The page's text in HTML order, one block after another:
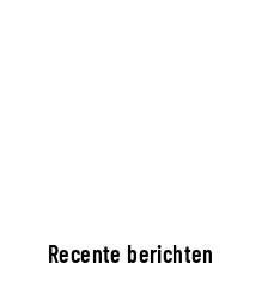
Recente berichten